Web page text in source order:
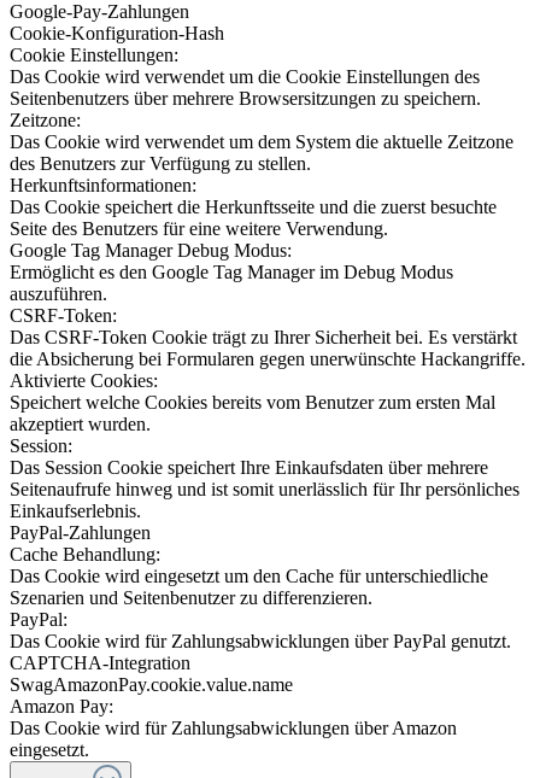
Google-Pay-Zahlungen
Cookie-Konfiguration-Hash
Cookie Einstellungen:
Das Cookie wird verwendet um die Cookie Einstellungen des
Seitenbenutzers über mehrere Browsersitzungen zu speichern.
Zeitzone:
Das Cookie wird verwendet um dem System die aktuelle Zeitzone
des Benutzers zur Verfügung zu stellen.
Herkunftsinformationen:
Das Cookie speichert die Herkunftsseite und die zuerst besuchte
Seite des Benutzers für eine weitere Verwendung.
Google Tag Manager Debug Modus:
Ermöglicht es den Google Tag Manager im Debug Modus
auszuführen.
CSRF-Token:
Das CSRF-Token Cookie trägt zu Ihrer Sicherheit bei. Es verstärkt
die Absicherung bei Formularen gegen unerwünschte Hackangriffe.
Aktivierte Cookies:
Speichert welche Cookies bereits vom Benutzer zum ersten Mal
akzeptiert wurden.
Session:
Das Session Cookie speichert Ihre Einkaufsdaten über mehrere
Seitenaufrufe hinweg und ist somit unerlässlich für Ihr persönliches
Einkaufserlebnis.
PayPal-Zahlungen
Cache Behandlung:
Das Cookie wird eingesetzt um den Cache für unterschiedliche
Szenarien und Seitenbenutzer zu differenzieren.
PayPal:
Das Cookie wird für Zahlungsabwicklungen über PayPal genutzt.
CAPTCHA-Integration
SwagAmazonPay.cookie.value.name
Amazon Pay:
Das Cookie wird für Zahlungsabwicklungen über Amazon
eingesetzt.